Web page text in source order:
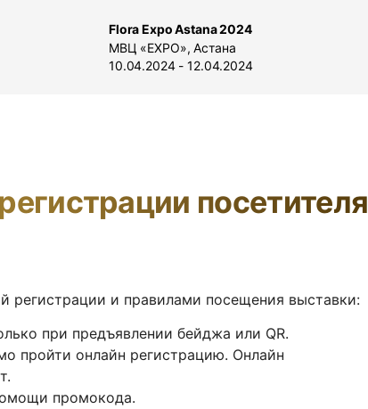
Flora Expo Astana 2024
МВЦ «EXPO», Астана
10.04.2024 - 12.04.2024
посетителя
регистрации и правилами посещения выставки:
при предъявлении бейджа или QR.
пройти онлайн регистрацию. Онлайн
промокода.